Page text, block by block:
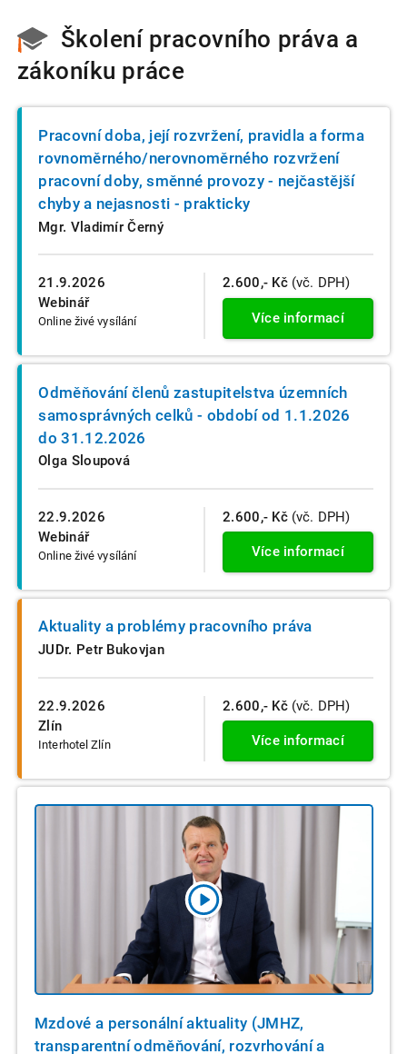
Školení pracovního práva a
zákoníku práce
21.9.2026
Webinář
Online živé vysílání
Pracovní doba, její rozvržení, pravidla a forma
rovnoměrného/nerovnoměrného rozvržení
pracovní doby, směnné provozy - nejčastější
chyby a nejasnosti - prakticky
Mgr. Vladimír Černý
2.600,- Kč (vč. DPH)
Více informací
22.9.2026
Webinář
Online živé vysílání
Odměňování členů zastupitelstva územních
samosprávných celků - období od 1.1.2026
do 31.12.2026
Olga Sloupová
2.600,- Kč (vč. DPH)
Více informací
22.9.2026
Zlín
Interhotel Zlín
Aktuality a problémy pracovního práva
JUDr. Petr Bukovjan
2.600,- Kč (vč. DPH)
Více informací
Mzdové a personální aktuality (JMHZ,
transparentní odměňování, rozvrhování a